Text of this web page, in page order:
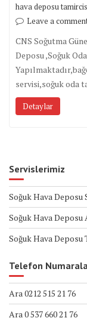
hava deposu
Leave a
CNS Soğutma
Deposu ,Soğuk
servisi,soğuk oda
Detaylar
Servislerimiz
Soğuk Hava Deposu
Soğuk Hava Deposu
Soğuk Hava Deposu
Telefon
Ara 0212 515 21 76
Ara 0 537 660 21 76